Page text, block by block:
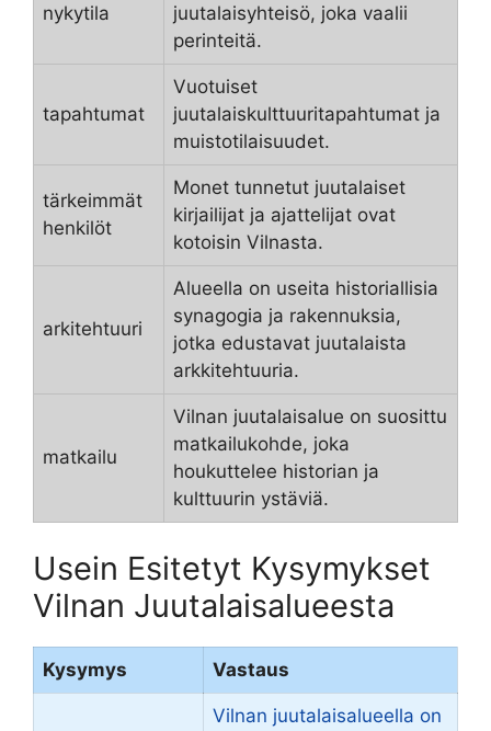
nykytila
juutalaisyhteisö, joka vaalii
perinteitä.
tapahtumat
Vuotuiset
juutalaiskulttuuritapahtumat ja
muistotilaisuudet.
tärkeimmät
henkilöt
Monet tunnetut juutalaiset
kirjailijat ja ajattelijat ovat
kotoisin Vilnasta.
arkitehtuuri
Alueella on useita historiallisia
synagogia ja rakennuksia,
jotka edustavat juutalaista
arkkitehtuuria.
matkailu
Vilnan juutalaisalue on suosittu
matkailukohde, joka
houkuttelee historian ja
kulttuurin ystäviä.
Usein Esitetyt Kysymykset
Vilnan Juutalaisalueesta
Kysymys Vastaus
Vilnan juutalaisalueella on